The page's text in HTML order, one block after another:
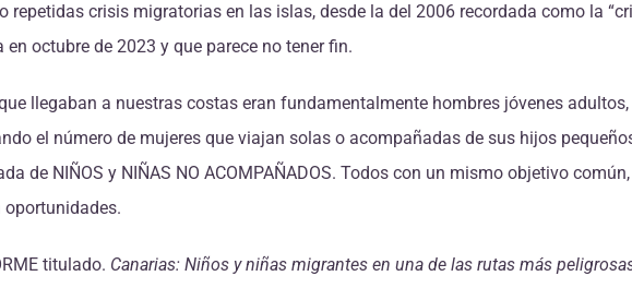
repetidas crisis migratorias en las islas, desde la del 2006 recordada como la
octubre de 2023 y que parece no tener fin.
llegaban a nuestras costas eran fundamentalmente hombres jóvenes adultos,
el número de mujeres que viajan solas o acompañadas de sus hijos
de NIÑOS y NIÑAS NO ACOMPAÑADOS. Todos con un mismo objetivo común,
oportunidades.
titulado. Canarias: Niños y niñas migrantes en una de las rutas más